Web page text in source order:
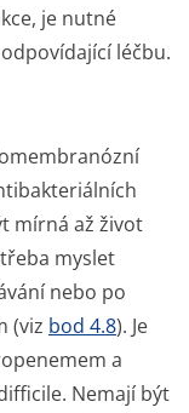
je nutné
léčbu.
mírná až život
myslet
nebo po
(viz bod 4.8). Je
a
. Nemají být